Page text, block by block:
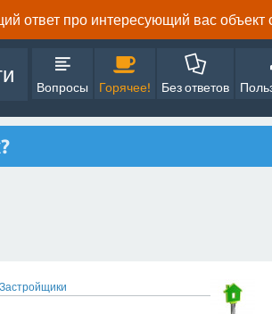
про интересующий вас объект
Вопросы Горячее! Без ответов
Застройщики